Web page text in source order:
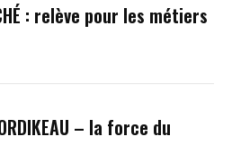
: relève pour les métiers
– la force du